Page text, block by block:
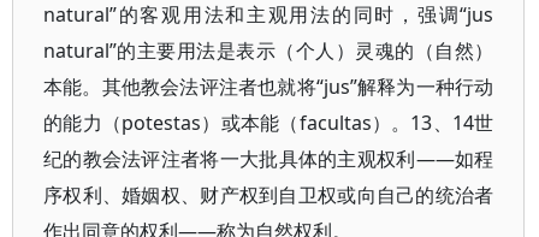
natural”的客观用法和主观用法的同时，强调“jus
natural”的主要用法是表示（个人）灵魂的（自然）
本能。其他教会法评注者也就将“jus”解释为一种行动
的能力（potestas）或本能（facultas）。13、14世
纪的教会法评注者将一大批具体的主观权利——如程
序权利、婚姻权、财产权到自卫权或向自己的统治者
作出同意的权利——称为自然权利。